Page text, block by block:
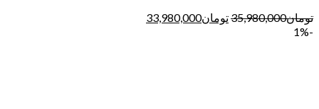
تومان35,980,000تومان33,980,000
-1%